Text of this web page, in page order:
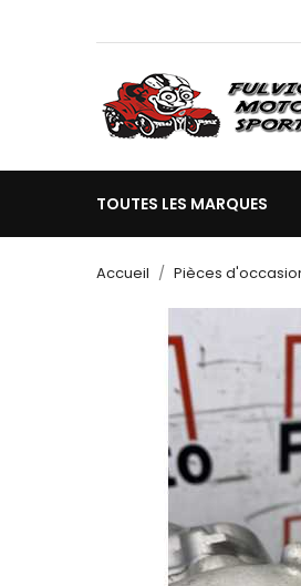
TOUTES LES MARQUES
Accueil Pièces